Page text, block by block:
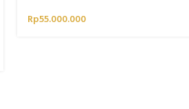
Rp55.000.000